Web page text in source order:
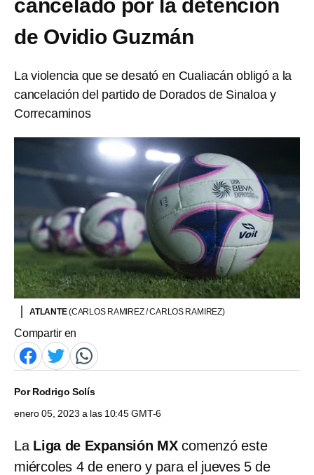
cancelado por la detención
de Ovidio Guzmán
La violencia que se desató en Cualiacán obligó a la
cancelación del partido de Dorados de Sinaloa y
Correcaminos
ATLANTE(CARLOS RAMIREZ / CARLOS RAMIREZ)
Compartir en
PorRodrigo Solís
enero 05, 2023 a las 10:45 GMT-6
La Liga de Expansión MXcomenzó este
miércoles 4 de enero y para el jueves 5 de